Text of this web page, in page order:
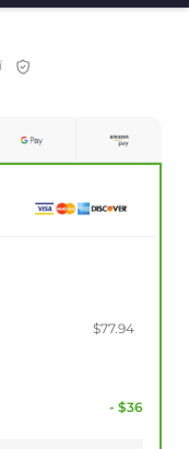
$77.94
- $36